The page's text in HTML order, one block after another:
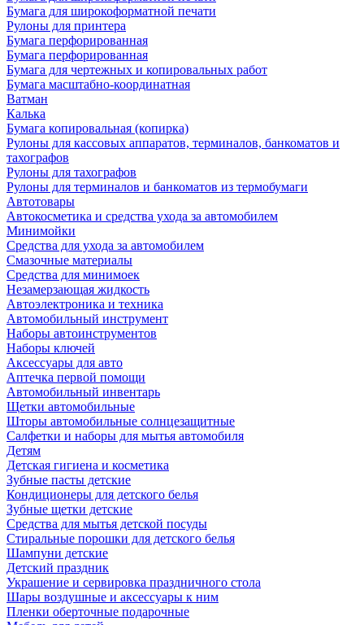
Бумага для широкоформатной печати
Рулоны для принтера
Бумага перфорированная
Бумага перфорированная
Бумага для чертежных и копировальных работ
Бумага масштабно-координатная
Ватман
Калька
Бумага копировальная (копирка)
Рулоны для кассовых аппаратов, терминалов, банкоматов и
тахографов
Рулоны для тахографов
Рулоны для терминалов и банкоматов из термобумаги
Автотовары
Автокосметика и средства ухода за автомобилем
Минимойки
Средства для ухода за автомобилем
Смазочные материалы
Средства для минимоек
Незамерзающая жидкость
Автоэлектроника и техника
Автомобильный инструмент
Наборы автоинструментов
Наборы ключей
Аксессуары для авто
Аптечка первой помощи
Автомобильный инвентарь
Щетки автомобильные
Шторы автомобильные солнцезащитные
Салфетки и наборы для мытья автомобиля
Детям
Детская гигиена и косметика
Зубные пасты детские
Кондиционеры для детского белья
Зубные щетки детские
Средства для мытья детской посуды
Стиральные порошки для детского белья
Шампуни детские
Детский праздник
Украшение и сервировка праздничного стола
Шары воздушные и аксессуары к ним
Пленки оберточные подарочные